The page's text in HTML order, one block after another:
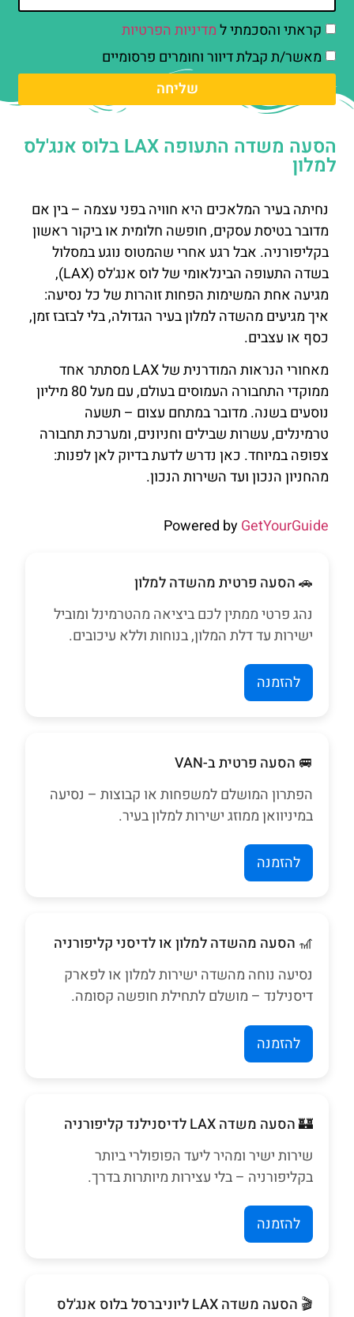
קראתי והסכמתי למדיניות הפרטיות
מאשר/ת קבלת דיוור וחומרים פרסומיים
שליחה
הסעה משדה התעופה LAX בלוס אנג'לס
למלון
נחיתה בעיר המלאכים היא חוויה בפני עצמה – בין אם
מדובר בטיסת עסקים, חופשה חלומית או ביקור ראשון
בקליפורניה. אבל רגע אחרי שהמטוס נוגע במסלול
בשדה התעופה הבינלאומי של לוס אנג'לס (LAX),
מגיעה אחת המשימות הפחות זוהרות של כל נסיעה:
איך מגיעים מהשדה למלון בעיר הגדולה, בלי לבזבז זמן,
כסף או עצבים.
מאחורי הנראות המודרנית של LAX מסתתר אחד
ממוקדי התחבורה העמוסים בעולם, עם מעל 80 מיליון
נוסעים בשנה. מדובר במתחם עצום – תשעה
טרמינלים, עשרות שבילים וחניונים, ומערכת תחבורה
צפופה במיוחד. כאן נדרש לדעת בדיוק לאן לפנות:
מהחניון הנכון ועד השירות הנכון.
Powered byGetYourGuide
🚗 הסעה פרטית מהשדה למלון
נהג פרטי ממתין לכם ביציאה מהטרמינל ומוביל
ישירות עד דלת המלון, בנוחות וללא עיכובים.
להזמנה
🚐 הסעה פרטית ב-VAN
הפתרון המושלם למשפחות או קבוצות – נסיעה
במיניוואן ממוזג ישירות למלון בעיר.
להזמנה
🎢 הסעה מהשדה למלון או לדיסני קליפורניה
נסיעה נוחה מהשדה ישירות למלון או לפארק
דיסנילנד – מושלם לתחילת חופשה קסומה.
להזמנה
🏰 הסעה משדה LAX לדיסנילנד קליפורניה
שירות ישיר ומהיר ליעד הפופולרי ביותר
בקליפורניה – בלי עצירות מיותרות בדרך.
להזמנה
🎬 הסעה משדה LAX ליוניברסל בלוס אנג'לס